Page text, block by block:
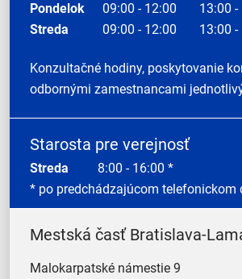
Pondelok 09:00 - 12:00
13:00 -
Streda
09:00 - 12:00 13:00 -
Konzultačné hodiny, poskytovanie
odbornými zamestnancami
Starosta pre verejnosť
Streda 8:00 - 16:00 *
* po predchádzajúcom telefonickom
Mestská časť Bratislava-
Malokarpatské námestie 9